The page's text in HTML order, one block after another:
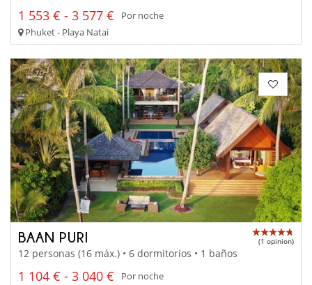
1 553 € - 3 577 €
Por noche
Phuket - Playa Natai
BAAN PURI (1 opinion)
12 personas (16 máx.) • 6 dormitorios • 1 baños
1 104 € - 3 040 €
Por noche